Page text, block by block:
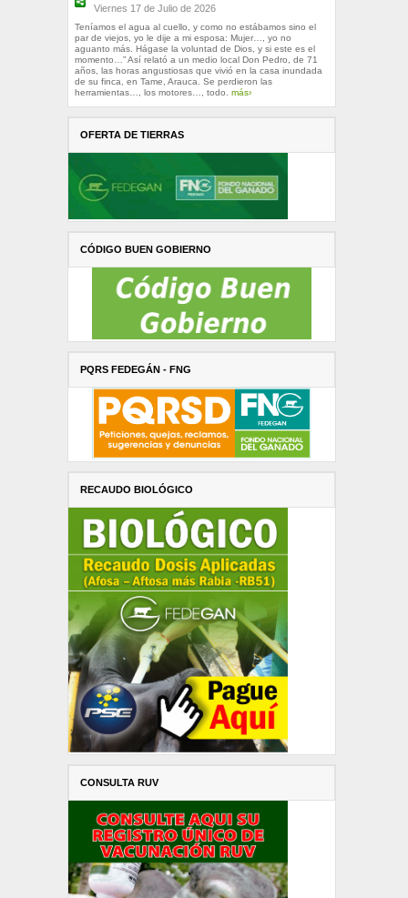
Viernes 17 de Julio de 2026
Teníamos el agua al cuello, y como no estábamos sino el
par de viejos, yo le dije a mi esposa: Mujer…, yo no
aguanto más. Hágase la voluntad de Dios, y si este es el
momento…” Así relató a un medio local Don Pedro, de 71
años, las horas angustiosas que vivió en la casa inundada
de su finca, en Tame, Arauca. Se perdieron las
herramientas…, los motores…, todo. más›
OFERTA DE TIERRAS
CÓDIGO BUEN GOBIERNO
PQRS FEDEGÁN - FNG
RECAUDO BIOLÓGICO
CONSULTA RUV